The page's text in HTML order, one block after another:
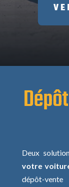
Deux
votre
dépôt-